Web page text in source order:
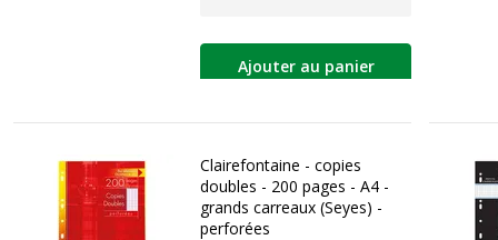
Ajouter au panier
Clairefontaine - copies
doubles - 200 pages - A4 -
grands carreaux (Seyes) -
perforées